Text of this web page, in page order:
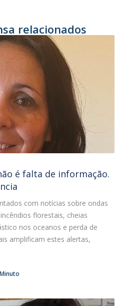
relacionados
é falta de informação.
com notícias sobre ondas
florestais, cheias
nos oceanos e perda de
amplificam estes alertas,